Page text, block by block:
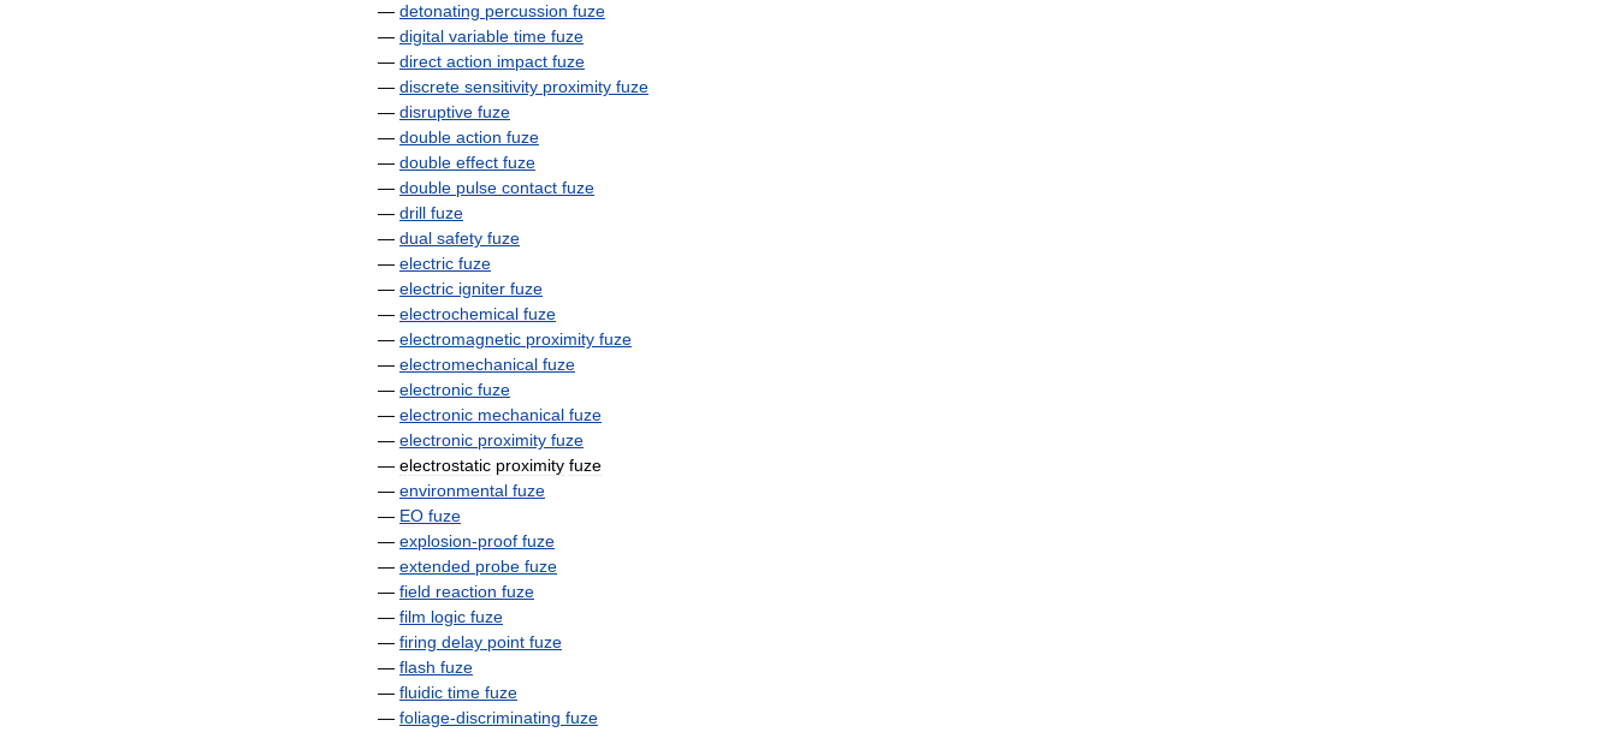
— detonating percussion fuze
— digital variable time fuze
— direct action impact fuze
— discrete sensitivity proximity fuze
— disruptive fuze
— double action fuze
— double effect fuze
— double pulse contact fuze
— drill fuze
— dual safety fuze
— electric fuze
— electric igniter fuze
— electrochemical fuze
— electromagnetic proximity fuze
— electromechanical fuze
— electronic fuze
— electronic mechanical fuze
— electronic proximity fuze
— electrostatic proximity fuze
— environmental fuze
— EO fuze
— explosion-proof fuze
— extended probe fuze
— field reaction fuze
— film logic fuze
— firing delay point fuze
— flash fuze
— fluidic time fuze
— foliage-discriminating fuze